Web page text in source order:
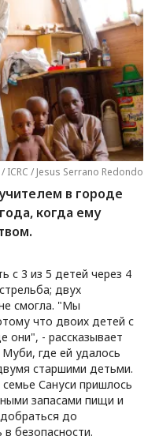
/ ICRC / Jesus Serrano Redondo
в городе
когда ему
с 3 из 5 детей через 4
двух
смогла. "Мы
что двоих детей с
они", - рассказывает
где ей удалось
старшими детьми.
Сануси пришлось
запасами пищи и
до
безопасности.